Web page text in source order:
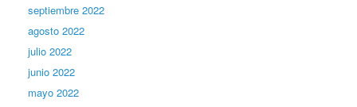
septiembre 2022
agosto 2022
julio 2022
junio 2022
mayo 2022